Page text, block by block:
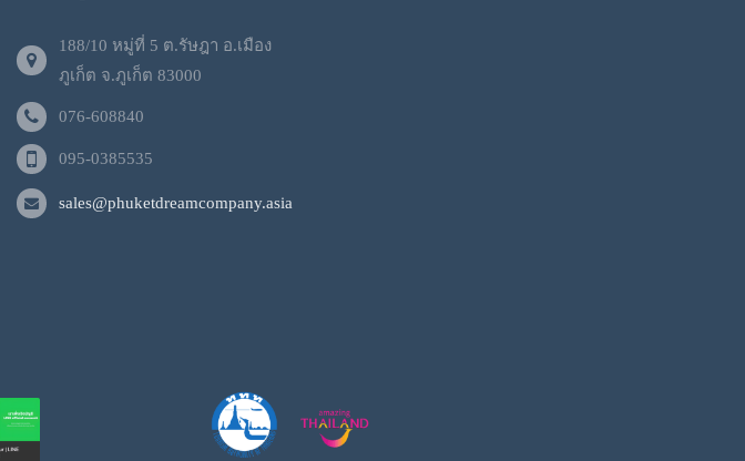
188/10 หมู่ที่ 5 ต.รัษฎา อ.เมือง
ภูเก็ต จ.ภูเก็ต 83000
076-608840
095-0385535
sales@phuketdreamcompany.asia